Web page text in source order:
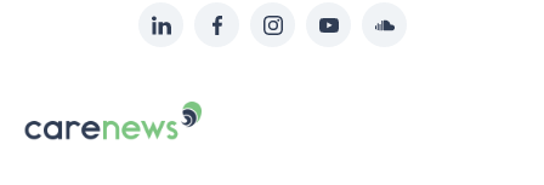
sur:
LinkedInFacebookInstagramYouTubeSoundcloud
Le